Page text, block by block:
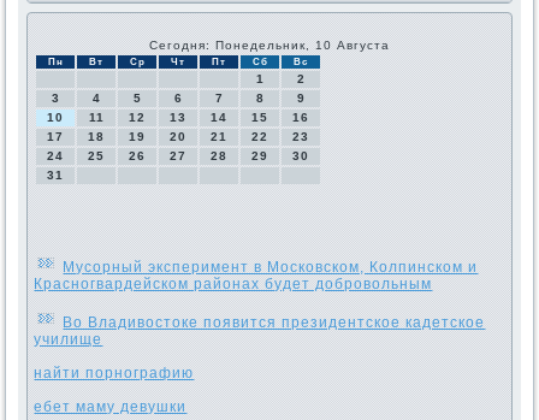
Сегодня: Понедельник, 10 Августа
Пн Вт Ср Чт Пт Сб Вс
1
2
3
4 5 6 7 8
9
10
11 12 13 14 15
16
17
18 19 20 21 22
23
24
25 26 27 28 29
30
31
Мусорный эксперимент в Московском, Колпинском и
Красногвардейском районах будет добровольным
Во Владивостоке появится президентское кадетское
училище
найти порнографию
ебет маму девушки